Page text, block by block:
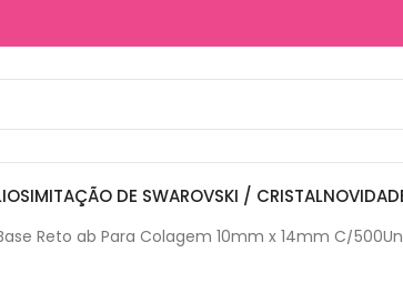
IMITAÇÃO DE SWAROVSKI / CRISTAL
Reto ab Para Colagem 10mm x 14mm C/